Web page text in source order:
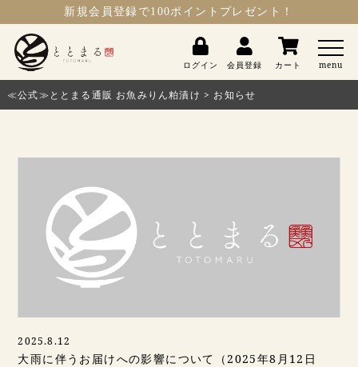
新規会員登録 で100ポイントプレゼント！
ログイン 会員登録 カート menu
≪公式≫ととまる通販 お魚みりん粕漬け > お知らせ
2025.8.12
大雨に伴うお届けへの影響について（2025年8月12日